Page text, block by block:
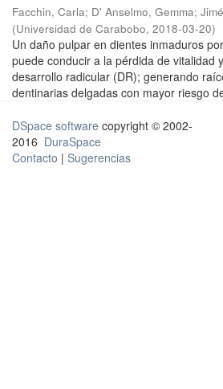
Facchin, Carla; D' Anselmo, Gemma;
(Universidad de Carabobo, 2018-03-20)
Un daño pulpar en dientes inmaduros
puede conducir a la pérdida de vitalidad
desarrollo radicular (DR); generando
dentinarias delgadas con mayor riesgo
DSpace software copyright © 2002-
2016 DuraSpace
Contacto | Sugerencias